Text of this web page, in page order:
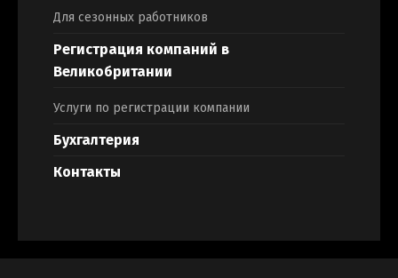
Для сезонных работников
Регистрация компаний в
Великобритании
Услуги по регистрации компании
Бухгалтерия
Контакты